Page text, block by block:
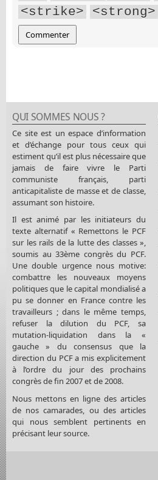
<strike>
<strong>
QUI SOMMES NOUS ?
Ce site est un espace d’information
et d’échange pour tous ceux qui
estiment qu’il est plus nécessaire que
jamais de faire vivre le Parti
communiste français, parti
anticapitaliste de masse et de classe,
assumant son histoire.
Il est animé par les initiateurs du
texte alternatif « Remettons le PCF
sur les rails de la lutte des classes »,
soumis au 33ème congrès du PCF.
Une double urgence nous motive:
combattre les nouveaux moyens
politiques que le capital mondialisé a
pu se donner en France contre les
travailleurs ; dans le même temps,
refuser la dilution du PCF, sa
mutation-liquidation dans la «
gauche » du consensus que la
direction du PCF a mis explicitement
à l’ordre du jour des prochains
congrès de fin 2007 et de 2008.
Nous mettons en ligne des articles
de nos camarades, ou des articles
qui nous semblent pertinents en
précisant leur source.